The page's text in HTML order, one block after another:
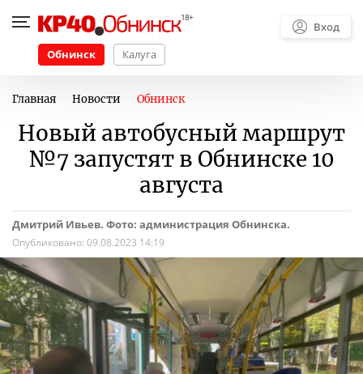
Обнинск Калуга
Вход
Главная Новости Обнинск
Новый автобусный маршрут
№7 запустят в Обнинске 10
августа
Дмитрий Ивьев. Фото: администрация Обнинска.
Опубликовано: 09.08.2023 14:19